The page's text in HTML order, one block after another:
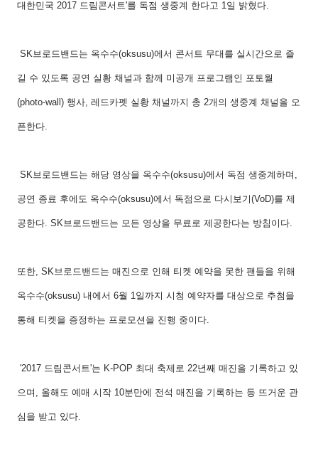
대한민국 2017 드림콘서트'를 독점 생중계 한다고 1일 밝혔다.
SK브로드밴드는 옥수수(oksusu)에서 콘서트 무대를 실시간으로 즐
길 수 있도록 공연 실황 채널과 함께 미공개 프로그램인 포토월
(photo-wall) 행사, 레드카펫 실황 채널까지 총 2개의 생중계 채널을 오
픈한다.
SK브로드밴드는 해당 영상을 옥수수(oksusu)에서 독점 생중계하며,
공연 종료 후에도 옥수수(oksusu)에서 독점으로 다시보기(VoD)를 제
공한다. SK브로드밴드는 모든 영상을 무료로 제공한다는 방침이다.
또한, SK브로드밴드는 매진으로 인해 티켓 예약을 못한 팬들을 위해
옥수수(oksusu) 내에서 6월 1일까지 시청 예약자를 대상으로 추첨을
통해 티켓을 증정하는 프로모션을 진행 중이다.
'2017 드림콘서트'는 K-POP 최대 축제로 22년째 매진을 기록하고 있
으며, 올해도 예매 시작 10분만에 전석 매진을 기록하는 등 뜨거운 관
심을 받고 있다.